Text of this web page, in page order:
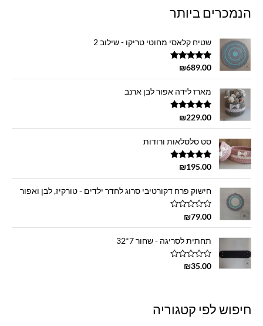
הנמכרים ביותר
שטיח קלאסי מחוטי טריקו - שילוב 2
דורג5.00
₪689.00
מארז לידה אפור לבן ארנב
דורג5.00
₪229.00
סט סלסלאות ורודות
דורג5.00
₪195.00
חישוק פרח דקורטיבי סרוג לחדר ילדים - טורקיז, לבן ואפור
ד
ר
ג
0
מ
ו
₪79.00
תחתית לסריגה - שחור 7*32
ד
מ
ת
₪35.00
חיפוש לפי קטגוריה